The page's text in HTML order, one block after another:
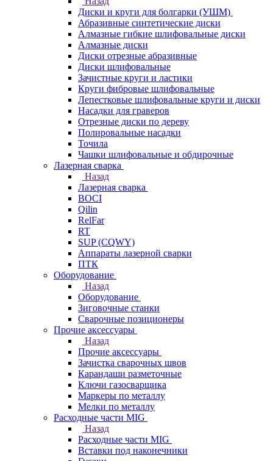
Диски и круги для болгарки (УШМ)
Абразивные синтетические диски
Алмазные гибкие шлифовальные диски
Алмазные диски
Диски отрезные абразивные
Диски шлифовальные
Зачистные круги и ластики
Круги фибровые шлифовальные
Лепестковые шлифовальные круги и диски
Насадки для граверов
Отрезные диски по дереву
Полировальные насадки
Точила
Чашки шлифовальные и обдирочные
Лазерная сварка
Назад
Лазерная сварка
BOCI
Qilin
RelFar
RT
SUP (CQWY)
Аппараты лазерной сварки
ПТК
Оборудование
Назад
Оборудование
Зиговочные станки
Сварочные позиционеры
Прочие аксессуары
Назад
Прочие аксессуары
Зачистка сварочных швов
Карандаши разметочные
Ключи газосварщика
Маркеры по металлу
Мелки по металлу
Расходные части MIG
Назад
Расходные части MIG
Вставки под наконечники